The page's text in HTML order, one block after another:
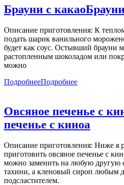
Брауни с какао
Описание приготовления: К
подать шарик ванильного
будет как соус. Остывший брауни
растопленным шоколадом или
можно
ПодробнееПодробнее
Овсяное печенье с
печенье с киноа
Описание приготовления: Ниже я
приготовить овсяное печенье с
можно заменить на любую другую
тахини, а кленовый сироп любым
подсластителем.